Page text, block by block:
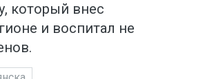
который внес
и воспитал не